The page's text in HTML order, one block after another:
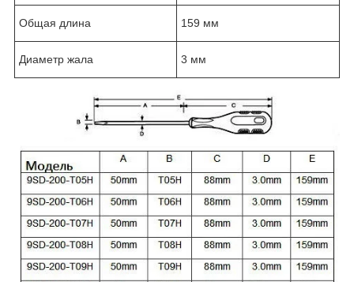
Общая длина 159 мм
Диаметр жала 3 мм